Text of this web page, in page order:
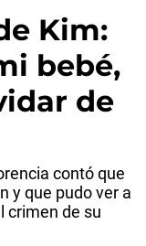
Kim:
bebé,
de
contó que
y que pudo ver a
crimen de su